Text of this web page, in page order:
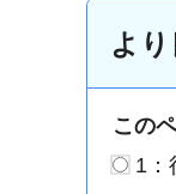
よ
この
1：